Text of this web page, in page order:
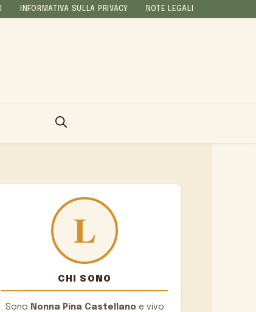
INFORMATIVA SULLA PRIVACY NOTE LEGALI
CHI SONO
Sono Nonna Pina Castellanoe vivo